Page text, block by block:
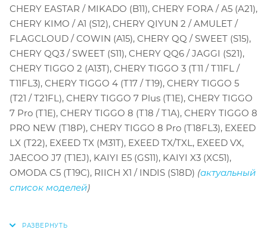
CHERY EASTAR / MIKADO (B11), CHERY FORA / A5 (A21),
CHERY KIMO / A1 (S12), CHERY QIYUN 2 / AMULET /
FLAGCLOUD / COWIN (A15), CHERY QQ / SWEET (S15),
CHERY QQ3 / SWEET (S11), CHERY QQ6 / JAGGI (S21),
CHERY TIGGO 2 (A13T), CHERY TIGGO 3 (T11 / T11FL /
T11FL3), CHERY TIGGO 4 (T17 / T19), CHERY TIGGO 5
(T21 / T21FL), CHERY TIGGO 7 Plus (T1E), CHERY TIGGO
7 Pro (T1E), CHERY TIGGO 8 (T18 / T1A), CHERY TIGGO 8
PRO NEW (T18P), CHERY TIGGO 8 Pro (T18FL3), EXEED
LX (T22), EXEED TX (M31T), EXEED TX/TXL, EXEED VX,
JAECOO J7 (T1EJ), KAIYI E5 (GS11), KAIYI X3 (XC51),
OMODA C5 (T19C), RIICH X1 / INDIS (S18D) (актуальный
список моделей)